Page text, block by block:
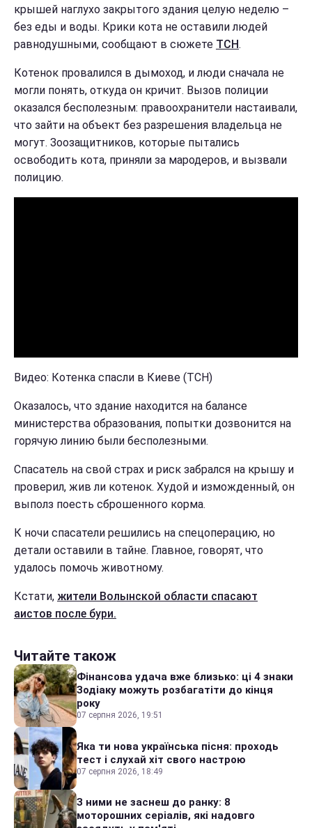
крышей наглухо закрытого здания целую неделю –
без еды и воды. Крики кота не оставили людей
равнодушными, сообщают в сюжете ТСН.
Котенок провалился в дымоход, и люди сначала не
могли понять, откуда он кричит. Вызов полиции
оказался бесполезным: правоохранители настаивали,
что зайти на объект без разрешения владельца не
могут. Зоозащитников, которые пытались
освободить кота, приняли за мародеров, и вызвали
полицию.
Видео: Котенка спасли в Киеве (ТСН)
Оказалось, что здание находится на балансе
министерства образования, попытки дозвонится на
горячую линию были бесполезными.
Спасатель на свой страх и риск забрался на крышу и
проверил, жив ли котенок. Худой и изможденный, он
выполз поесть сброшенного корма.
К ночи спасатели решились на спецоперацию, но
детали оставили в тайне. Главное, говорят, что
удалось помочь животному.
Кстати, жители Волынской области спасают
аистов после бури.
Читайте також
Фінансова удача вже близько: ці 4 знаки
Зодіаку можуть розбагатіти до кінця
року
07 серпня 2026, 19:51
Яка ти нова українська пісня: проходь
тест і слухай хіт свого настрою
07 серпня 2026, 18:49
З ними не заснеш до ранку: 8
моторошних серіалів, які надовго